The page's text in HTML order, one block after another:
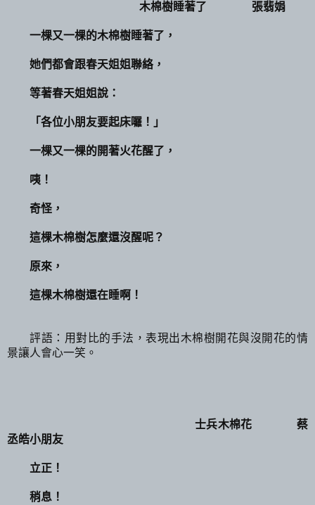
木棉樹睡著了 張翡娟
一棵又一棵的木棉樹睡著了，
她們都會跟春天姐姐聯絡，
等著春天姐姐說：
「各位小朋友要起床囉！」
一棵又一棵的開著火花醒了，
咦！
奇怪，
這棵木棉樹怎麼還沒醒呢？
原來，
這棵木棉樹還在睡啊！
評語：用對比的手法，表現出木棉樹開花與沒開花的情
景讓人會心一笑。
士兵木棉花 蔡
丞皓小朋友
立正！
稍息！